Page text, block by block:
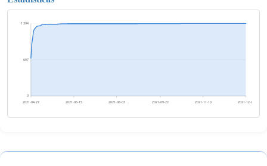
0
697
1 394
2021-04-27 2021-06-15 2021-08-03 2021-09-22 2021-11-10 2021-12-29